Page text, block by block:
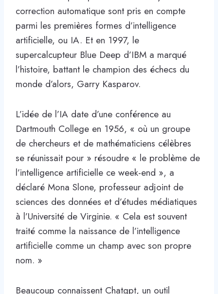
correction automatique sont pris en compte
parmi les premières formes d’intelligence
artificielle, ou IA. Et en 1997, le
supercalcupteur Blue Deep d’IBM a marqué
l’histoire, battant le champion des échecs du
monde d’alors, Garry Kasparov.
L’idée de l’IA date d’une conférence au
Dartmouth College en 1956, « où un groupe
de chercheurs et de mathématiciens célèbres
se réunissait pour » résoudre « le problème de
l’intelligence artificielle ce week-end », a
déclaré Mona Slone, professeur adjoint de
sciences des données et d’études médiatiques
à l’Université de Virginie. « Cela est souvent
traité comme la naissance de l’intelligence
artificielle comme un champ avec son propre
nom. »
Beaucoup connaissent Chatgpt, un outil